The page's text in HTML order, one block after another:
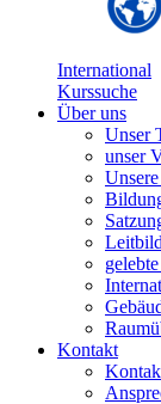
International
Kurssuche
Über uns
Unser
unser
Kontakt